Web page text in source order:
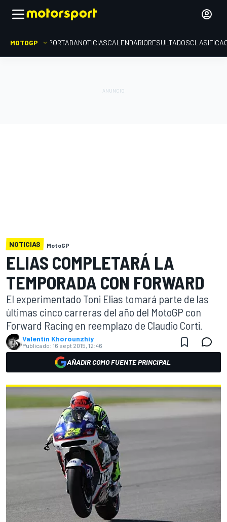
MOTOGP PORTADANOTICIASCALENDARIORESULTADOS
NOTICIAS MotoGP
ELIAS COMPLETARÁ LA
TEMPORADA CON FORWARD
El experimentado Toni Elias tomará parte de las
últimas cinco carreras del año del MotoGP con
Forward Racing en reemplazo de Claudio Corti.
Valentin Khorounzhiy
Publicado: 16 sept 2015, 12:46
AÑADIR COMO FUENTE PRINCIPAL